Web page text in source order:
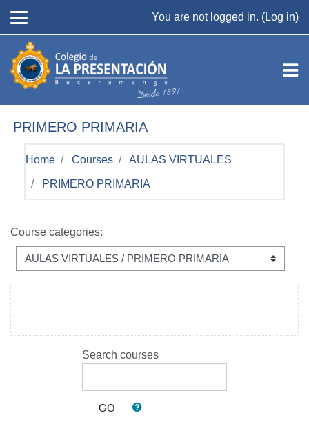
You are not logged in. (Log in)
PRIMERO PRIMARIA
Home Courses AULAS VIRTUALES
PRIMERO PRIMARIA
Course categories:
Search courses
GO